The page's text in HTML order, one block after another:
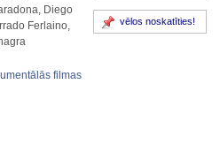
vēlos noskatīties!
Diego
Ferlaino,
filmas